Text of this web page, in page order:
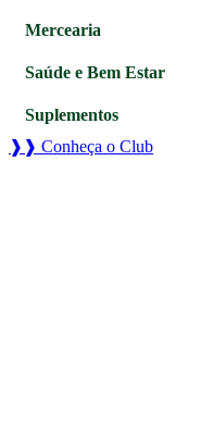
Mercearia
Saúde e Bem Estar
Suplementos
❱❱ Conheça o Club